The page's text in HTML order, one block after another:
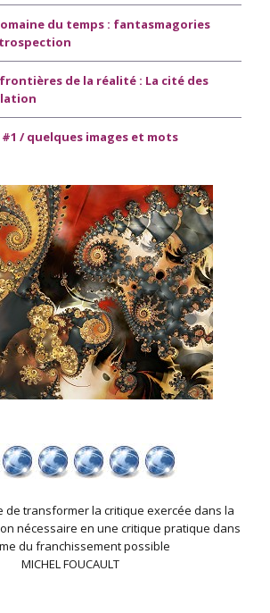
du temps : fantasmagories
de la réalité : La cité des
/ quelques images et mots
de transformer la critique exercée dans la
nécessaire en une critique pratique dans
du franchissement possible
MICHEL FOUCAULT